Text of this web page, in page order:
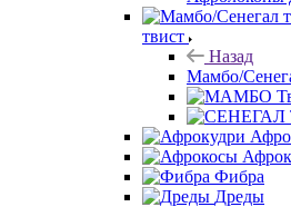
твист
Назад
Мамбо/
Фибра
Дреды